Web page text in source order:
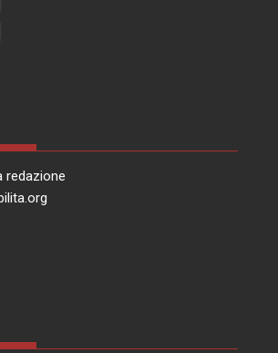
redazione